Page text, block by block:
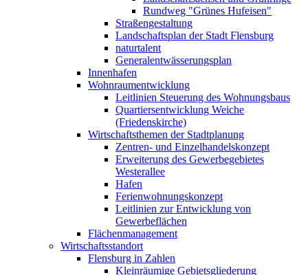
Rundweg "Grünes Hufeisen"
Straßengestaltung
Landschaftsplan der Stadt Flensburg
naturtalent
Generalentwässerungsplan
Innenhafen
Wohnraumentwicklung
Leitlinien Steuerung des Wohnungsbaus
Quartiersentwicklung Weiche
(Friedenskirche)
Wirtschaftsthemen der Stadtplanung
Zentren- und Einzelhandelskonzept
Erweiterung des Gewerbegebietes
Westerallee
Hafen
Ferienwohnungskonzept
Leitlinien zur Entwicklung von
Gewerbeflächen
Flächenmanagement
Wirtschaftsstandort
Flensburg in Zahlen
Kleinräumige Gebietsgliederung